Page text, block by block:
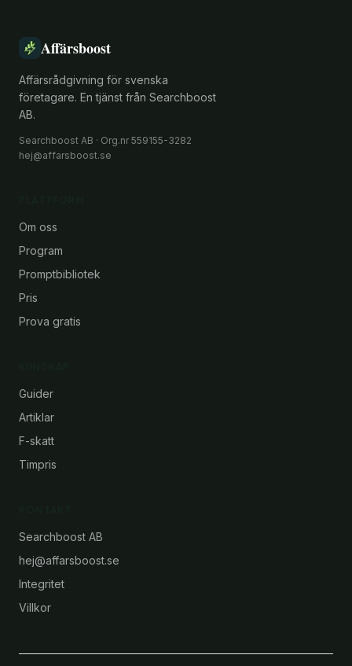
Affärsboost
Affärsrådgivning för svenska
företagare. En tjänst från Searchboost
AB.
Searchboost AB · Org.nr 559155-3282
hej@affarsboost.se
Om oss
Program
Promptbibliotek
Pris
Prova gratis
Guider
Artiklar
F-skatt
Timpris
Searchboost AB
hej@affarsboost.se
Integritet
Villkor